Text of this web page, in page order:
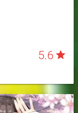
5.6 star